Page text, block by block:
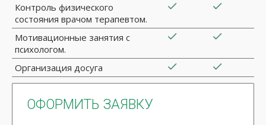
Контроль физического
состояния врачом терапевтом.
Мотивационные занятия с
психологом.
Организация досуга
ОФОРМИТЬ ЗАЯВКУ